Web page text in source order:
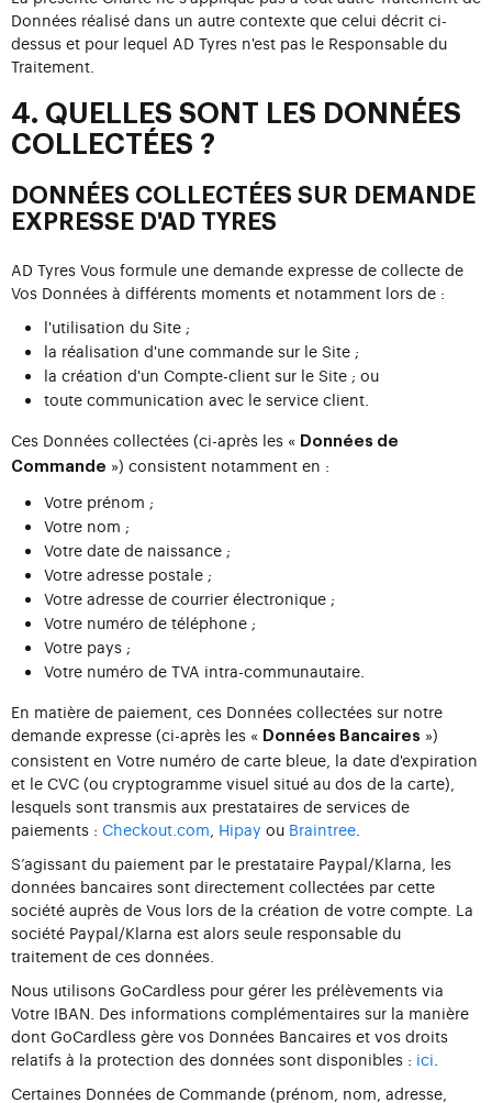
Données réalisé dans un autre contexte que celui décrit ci-
dessus et pour lequel AD Tyres n'est pas le Responsable du
Traitement.
4. QUELLES SONT LES DONNÉES
COLLECTÉES ?
DONNÉES COLLECTÉES SUR DEMANDE
EXPRESSE D'AD TYRES
AD Tyres Vous formule une demande expresse de collecte de
Vos Données à différents moments et notamment lors de :
l'utilisation du Site ;
la réalisation d'une commande sur le Site ;
la création d'un Compte-client sur le Site ; ou
toute communication avec le service client.
Ces Données collectées (ci-après les « Données de
Commande ») consistent notamment en :
Votre prénom ;
Votre nom ;
Votre date de naissance ;
Votre adresse postale ;
Votre adresse de courrier électronique ;
Votre numéro de téléphone ;
Votre pays ;
Votre numéro de TVA intra-communautaire.
En matière de paiement, ces Données collectées sur notre
demande expresse (ci-après les « Données Bancaires »)
consistent en Votre numéro de carte bleue, la date d'expiration
et le CVC (ou cryptogramme visuel situé au dos de la carte),
lesquels sont transmis aux prestataires de services de
paiements : Checkout.com Hipay ou Braintree
S’agissant du paiement par le prestataire Paypal/Klarna, les
données bancaires sont directement collectées par cette
société auprès de Vous lors de la création de votre compte. La
société Paypal/Klarna est alors seule responsable du
traitement de ces données.
Nous utilisons GoCardless pour gérer les prélèvements via
Votre IBAN. Des informations complémentaires sur la manière
dont GoCardless gère vos Données Bancaires et vos droits
relatifs à la protection des données sont disponibles : ici
Certaines Données de Commande (prénom, nom, adresse,